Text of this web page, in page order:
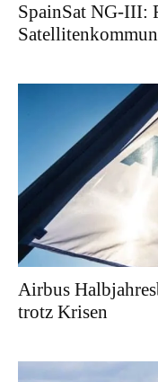
SpainSat NG-III:
Airbus
trotz Krisen